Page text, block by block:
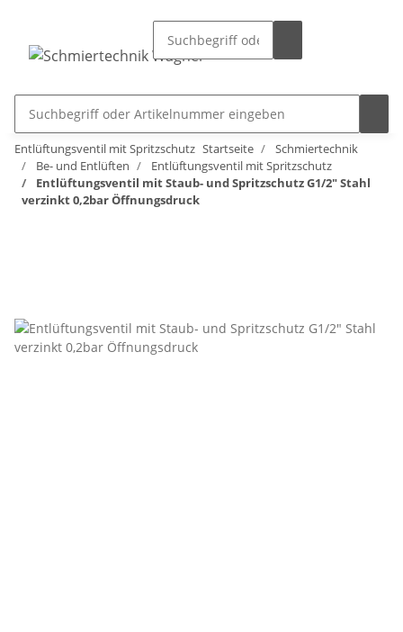
Entlüftungsventil mit Spritzschutz Startseite
Schmiertechnik
Be- und Entlüften
Entlüftungsventil mit Spritzschutz
Entlüftungsventil mit Staub- und Spritzschutz G1/2" Stahl
verzinkt 0,2bar Öffnungsdruck